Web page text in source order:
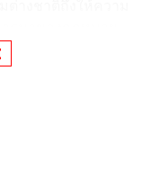
นสมรภูมิด้าน
ดือดในภูมิภาคนี้